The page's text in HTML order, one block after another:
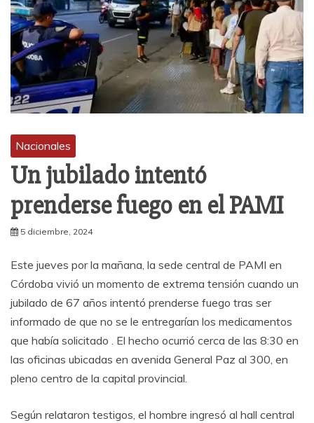
Nacionales
Un jubilado intentó
prenderse fuego en el PAMI
5 diciembre, 2024
Este jueves por la mañana, la sede central de PAMI en
Córdoba vivió un momento de extrema tensión cuando un
jubilado de 67 años intentó prenderse fuego tras ser
informado de que no se le entregarían los medicamentos
que había solicitado . El hecho ocurrió cerca de las 8:30 en
las oficinas ubicadas en avenida General Paz al 300, en
pleno centro de la capital provincial.
Según relataron testigos, el hombre ingresó al hall central